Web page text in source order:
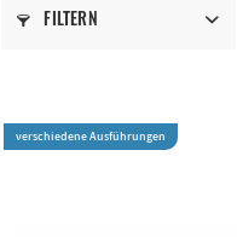
FILTERN
verschiedene Ausführungen